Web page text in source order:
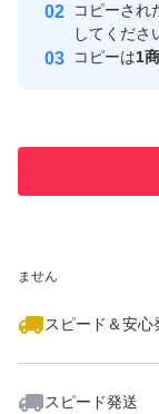
摩擦ダメージを
アできないかと
角層をほぐし、
へ進化。
肌表面をやわら
極限まで摩擦を
8種の美容オイ
濡れた手でも使
取引実績
ません
スピード＆安心
スピード発送
コピーされ
してくださ
コピーは1